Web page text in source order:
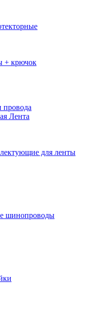
+ крючок
Лента
для ленты
шинопроводы